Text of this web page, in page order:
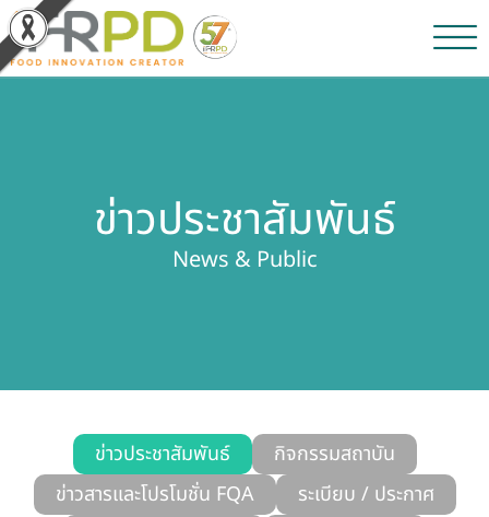
ผลิตภัณฑ์และจำหน่าย
เกี่ยวกับสถาบัน
บุคลากรสถาบัน
รับข้อร้องเรียนและข้อเสนอแนะ
ข่าวประชาสัมพันธ์
News & Public
ข่าวประชาสัมพันธ์
กิจกรรมสถาบัน
ข่าวสารและโปรโมชั่น FQA
ระเบียบ / ประกาศ